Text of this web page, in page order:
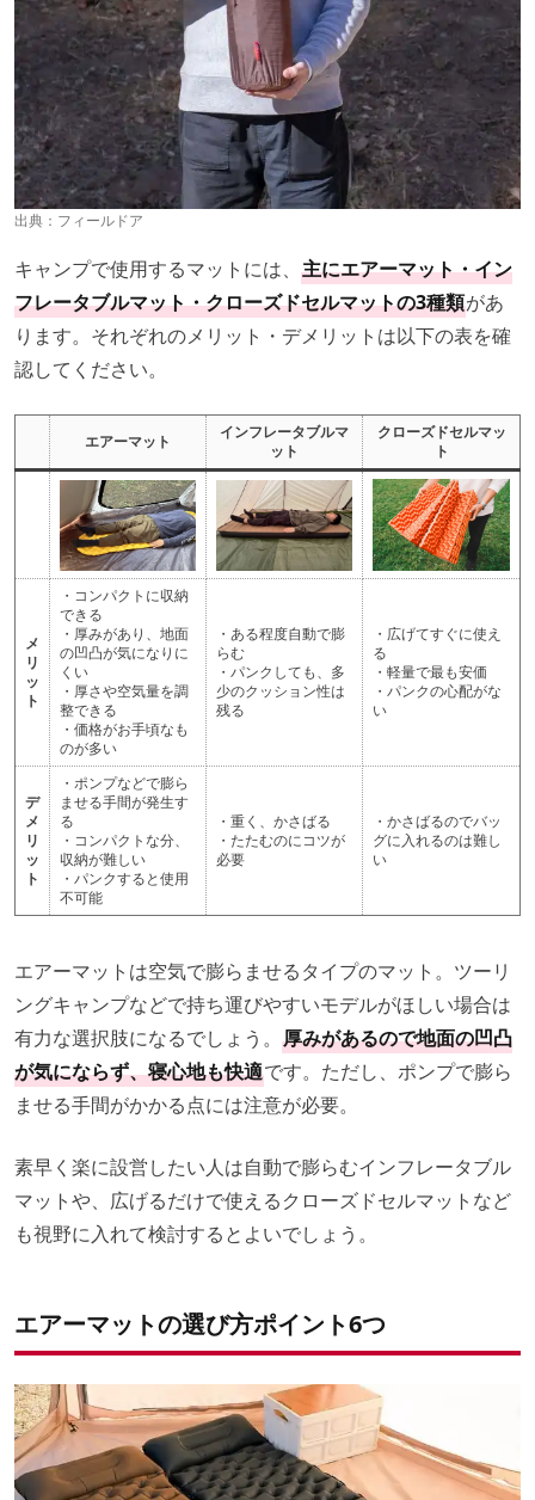
出典： フィールドア
キャンプで使用するマットには、 主にエアーマット・イン
フレータブルマット・クローズドセルマットの3種類があ
ります。それぞれのメリット・デメリットは以下の表を確
認してください。
エアーマット
インフレータブルマ
ット
クローズドセルマッ
ト
メ
リ
ッ
ト
・コンパクトに収納
できる
・厚みがあり、地面
の凹凸が気になりに
くい
・厚さや空気量を調
整できる
・価格がお手頃なも
のが多い
・ある程度自動で膨
らむ
・パンクしても、多
少のクッション性は
残る
・広げてすぐに使え
る
・軽量で最も安価
・パンクの心配がな
い
デ
メ
リ
ッ
ト
・ポンプなどで膨ら
ませる手間が発生す
る
・コンパクトな分、
収納が難しい
・パンクすると使用
不可能
・重く、かさばる
・たたむのにコツが
必要
・かさばるのでバッ
グに入れるのは難し
い
エアーマットは空気で膨らませるタイプのマット。ツーリ
ングキャンプなどで持ち運びやすいモデルがほしい場合は
有力な選択肢になるでしょう。 厚みがあるので地面の凹凸
が気にならず、寝心地も快適です。ただし、ポンプで膨ら
ませる手間がかかる点には注意が必要。
素早く楽に設営したい人は自動で膨らむインフレータブル
マットや、広げるだけで使えるクローズドセルマットなど
も視野に入れて検討するとよいでしょう。
エアーマットの選び方ポイント6つ